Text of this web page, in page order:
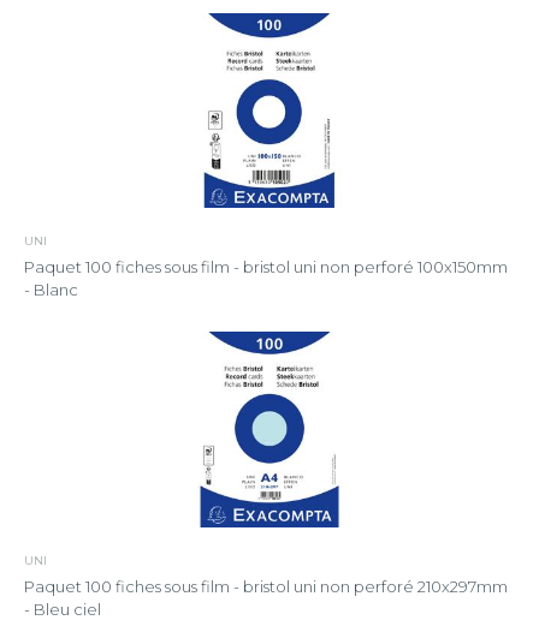
UNI
Paquet 100 fiches sous film - bristol uni non perforé 100x150mm
- Blanc
UNI
Paquet 100 fiches sous film - bristol uni non perforé 210x297mm
- Bleu ciel